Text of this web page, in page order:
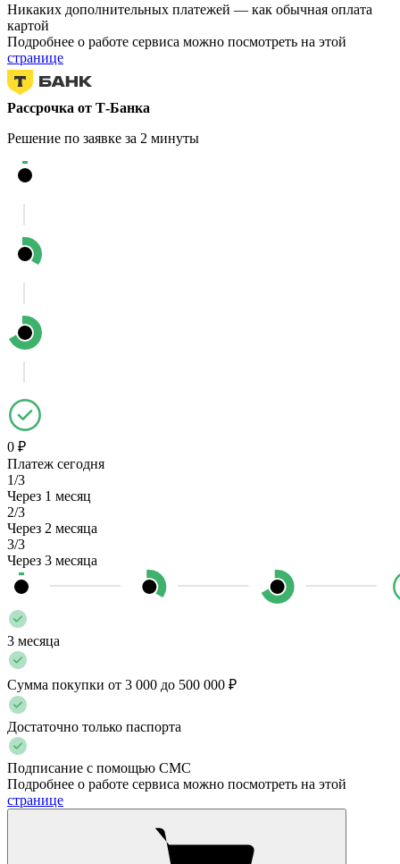
Никаких дополнительных платежей — как обычная оплата
картой
Подробнее о работе сервиса можно посмотреть на этой
странице
Рассрочка от Т-Банка
Решение по заявке за 2 минуты
0 ₽
Платеж сегодня
1/3
Через 1 месяц
2/3
Через 2 месяца
3/3
Через 3 месяца
3 месяца
Сумма покупки от 3 000 до 500 000 ₽
Достаточно только паспорта
Подписание с помощью СМС
Подробнее о работе сервиса можно посмотреть на этой
странице